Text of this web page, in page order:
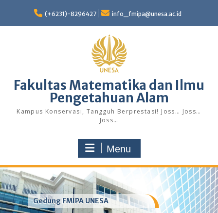
content
(+6231)-8296427 info_fmipa@unesa.ac.id
Fakultas Matematika dan Ilmu
Pengetahuan Alam
Kampus Konservasi, Tangguh Berprestasi! Joss… Joss…
Joss…
Menu
Gedung FMIPA UNESA